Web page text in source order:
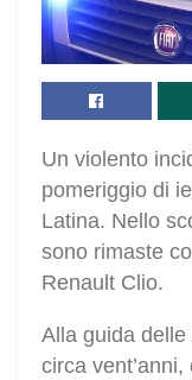
Un violento
pomeriggio di
Latina. Nello
sono rimaste
Renault Clio.
Alla guida delle
circa